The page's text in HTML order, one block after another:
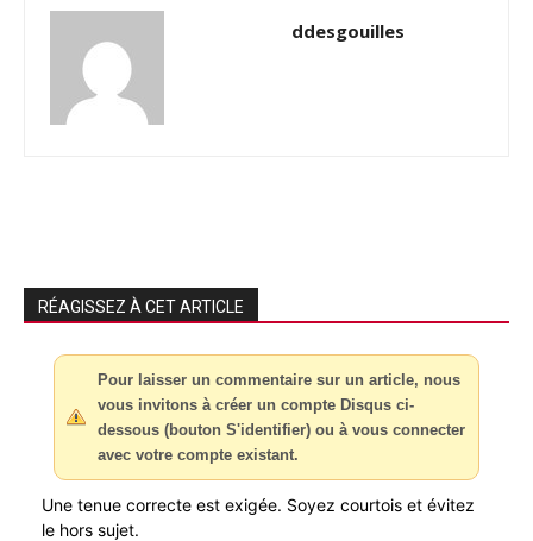
ddesgouilles
RÉAGISSEZ À CET ARTICLE
Pour laisser un commentaire sur un article, nous
vous invitons à créer un compte Disqus ci-
dessous (bouton S'identifier) ou à vous connecter
avec votre compte existant.
Une tenue correcte est exigée. Soyez courtois et évitez
le hors sujet.